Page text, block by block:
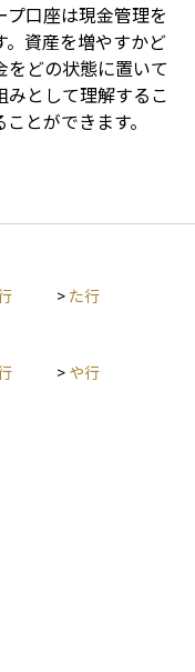
口座は現金管理を
資産を増やすかど
をどの状態に置いて
として理解するこ
とができます。
> た行
> や行